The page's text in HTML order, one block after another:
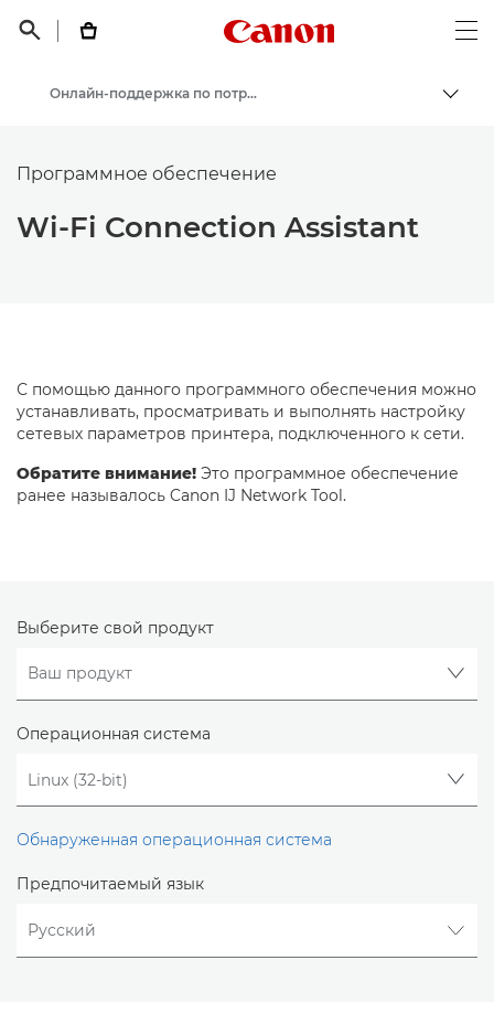
 
Canon Logo, back
Онлайн-поддержка по потребительской продукции
Онлайн-поддержка по потребительской продукции
Программное обеспечение
Wi-Fi Connection Assistant
С помощью данного программного обеспечения можно
устанавливать, просматривать и выполнять настройку
сетевых параметров принтера, подключенного к сети.
Обратите внимание! Это программное обеспечение
ранее называлось Canon IJ Network Tool.
Выберите свой продукт
Операционная система
Обнаруженная операционная система
Предпочитаемый язык